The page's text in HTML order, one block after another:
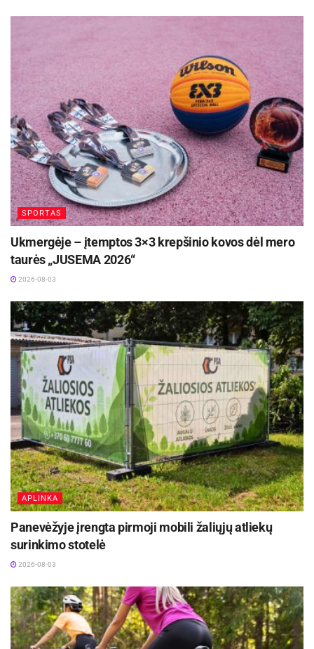
finalinio švilpuko. Tvirtas žaidimas po krepšiu,
perimti kamuoliai ir taiklūs metimai lėmė
įspūdingą rezultatą – 44:4.
Šaltinis: Panevėžio sporto centras
Žymos: Panevėžio sporto centras
SPORTAS
Ukmergėje – įtemptos 3×3 krepšinio kovos dėl mero
taurės „JUSEMA 2026“
2026-08-03
APLINKA
Panevėžyje įrengta pirmoji mobili žaliųjų atliekų
surinkimo stotelė
2026-08-03